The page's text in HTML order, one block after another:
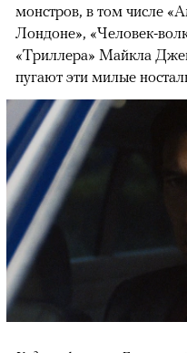
монстров, в том числе
Лондоне», «Человек-
«Триллера» Майкла
пугают эти милые